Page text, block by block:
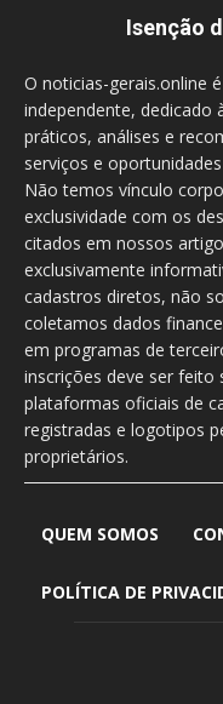
Isenção
O noticias-gerais.online
independente, dedicado
práticos, análises e
serviços e
Não temos vínculo
exclusividade com os
citados em nossos
exclusivamente
cadastros diretos, não
coletamos dados
em programas de
inscrições deve ser feito
plataformas oficiais de
registradas e logotipos
proprietários.
QUEM SOMOS
POLÍTICA DE